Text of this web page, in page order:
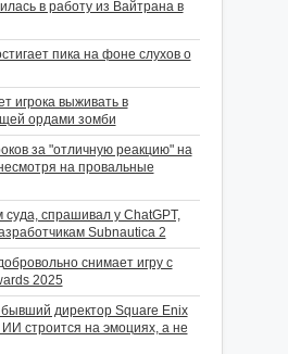
в работу из Вайтрана в
пика на фоне слухов о
игрока выживать в
ордами зомби
за "отличную реакцию" на
на провальные
спрашивал у ChatGPT,
Subnautica 2
снимает игру с
2025
директор Square Enix
ИИ строится на эмоциях, а не